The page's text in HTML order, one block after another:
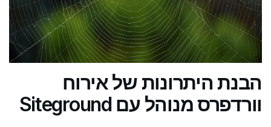
הבנת היתרונות של אירוח
וורדפרס מנוהל עם Siteground